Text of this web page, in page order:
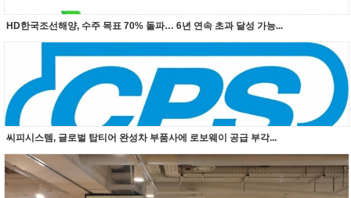
HD한국조선해양, 수주 목표 70% 돌파… 6년 연속 초과 달성 가능...
씨피시스템, 글로벌 탑티어 완성차 부품사에 로보웨이 공급 부각...